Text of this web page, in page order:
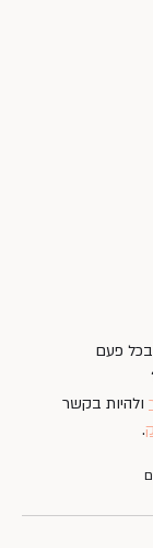
בכל פעם
ולהיות בקשר
.